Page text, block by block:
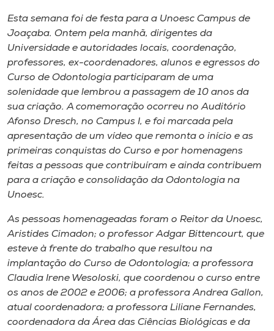
Unoesc
Store
Selecione
o idioma
Esta semana foi de festa para a Unoesc Campus de
Joaçaba. Ontem pela manhã, dirigentes da
Universidade e autoridades locais, coordenação,
professores, ex-coordenadores, alunos e egressos do
Curso de Odontologia participaram de uma
solenidade que lembrou a passagem de 10 anos da
sua criação. A comemoração ocorreu no Auditório
Afonso Dresch, no Campus I, e foi marcada pela
apresentação de um vídeo que remonta o início e as
primeiras conquistas do Curso e por homenagens
feitas a pessoas que contribuíram e ainda contribuem
para a criação e consolidação da Odontologia na
Unoesc.
As pessoas homenageadas foram o Reitor da Unoesc,
Aristides Cimadon; o professor Adgar Bittencourt, que
esteve à frente do trabalho que resultou na
implantação do Curso de Odontologia; a professora
Claudia Irene Wesoloski, que coordenou o curso entre
os anos de 2002 e 2006; a professora Andrea Gallon,
atual coordenadora; a professora Liliane Fernandes,
coordenadora da Área das Ciências Biológicas e da